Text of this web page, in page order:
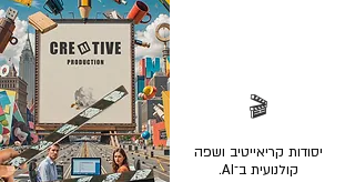
🎬
יסודות קריאייטיב ושפה
קולנועית ב־AI.